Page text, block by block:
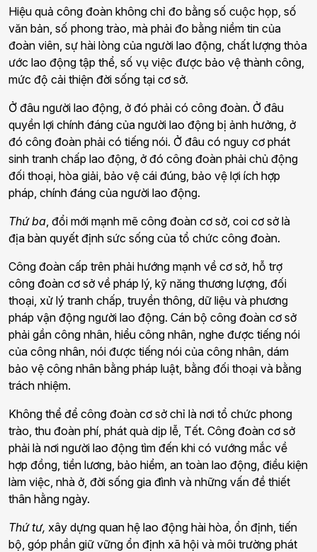
Hiệu quả công đoàn không chỉ đo bằng số cuộc họp, số
văn bản, số phong trào, mà phải đo bằng niềm tin của
đoàn viên, sự hài lòng của người lao động, chất lượng thỏa
ước lao động tập thể, số vụ việc được bảo vệ thành công,
mức độ cải thiện đời sống tại cơ sở.
Ở đâu người lao động, ở đó phải có công đoàn. Ở đâu
quyền lợi chính đáng của người lao động bị ảnh hưởng, ở
đó công đoàn phải có tiếng nói. Ở đâu có nguy cơ phát
sinh tranh chấp lao động, ở đó công đoàn phải chủ động
đối thoại, hòa giải, bảo vệ cái đúng, bảo vệ lợi ích hợp
pháp, chính đáng của người lao động.
Thứ ba, đổi mới mạnh mẽ công đoàn cơ sở, coi cơ sở là
địa bàn quyết định sức sống của tổ chức công đoàn.
Công đoàn cấp trên phải hướng mạnh về cơ sở, hỗ trợ
công đoàn cơ sở về pháp lý, kỹ năng thương lượng, đối
thoại, xử lý tranh chấp, truyền thông, dữ liệu và phương
pháp vận động người lao động. Cán bộ công đoàn cơ sở
phải gần công nhân, hiểu công nhân, nghe được tiếng nói
của công nhân, nói được tiếng nói của công nhân, dám
bảo vệ công nhân bằng pháp luật, bằng đối thoại và bằng
trách nhiệm.
Không thể để công đoàn cơ sở chỉ là nơi tổ chức phong
trào, thu đoàn phí, phát quà dịp lễ, Tết. Công đoàn cơ sở
phải là nơi người lao động tìm đến khi có vướng mắc về
hợp đồng, tiền lương, bảo hiểm, an toàn lao động, điều kiện
làm việc, nhà ở, đời sống gia đình và những vấn đề thiết
thân hằng ngày.
Thứ tư, xây dựng quan hệ lao động hài hòa, ổn định, tiến
bộ, góp phần giữ vững ổn định xã hội và môi trường phát